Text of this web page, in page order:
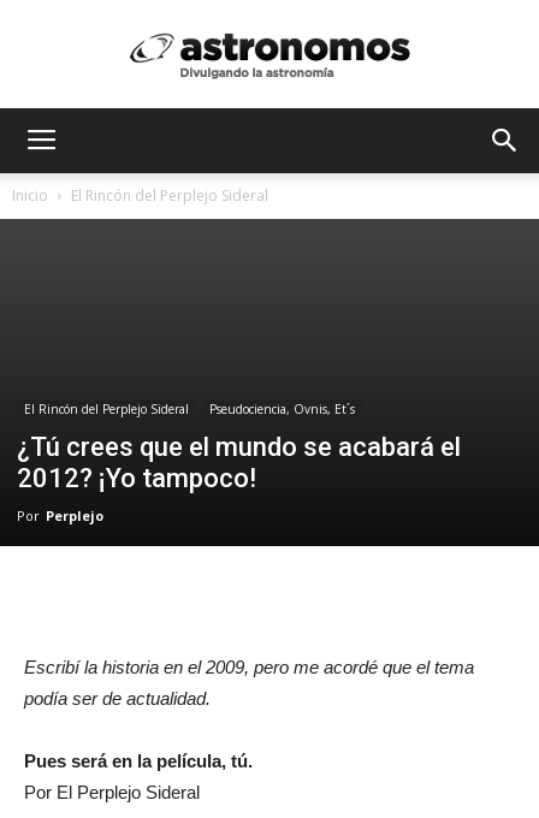
Inicio El Rincón del Perplejo Sideral
El Rincón del Perplejo Sideral Pseudociencia, Ovnis, Et´s
¿Tú crees que el mundo se acabará el
2012? ¡Yo tampoco!
Por Perplejo
Escribí la historia en el 2009, pero me acordé que el tema
podía ser de actualidad.
Pues será en la película, tú.
Por El Perplejo Sideral